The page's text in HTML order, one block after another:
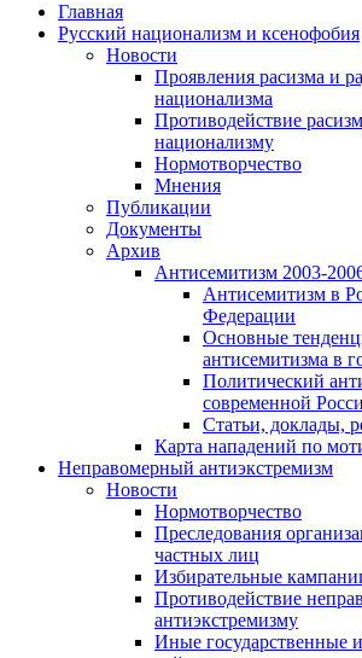
Главная
Русский национализм и ксенофобия
Новости
Проявления расизма и
национализма
Противодействие
национализму
Нормотворчество
Мнения
Публикации
Документы
Архив
Антисемитизм 2003-
Антисемитизм в
Федерации
Основные
антисемитизма в
Политический
современной
Статьи, доклады,
Карта нападений по
Неправомерный антиэкстремизм
Новости
Нормотворчество
Преследования
частных лиц
Избирательные
Противодействие
антиэкстремизму
Иные государственные